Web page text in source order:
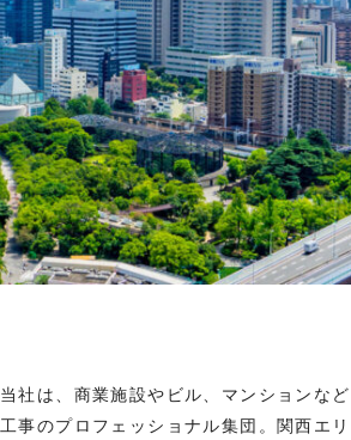
当社は、商業施設やビル、マンションな
工事のプロフェッショナル集団。関西エ